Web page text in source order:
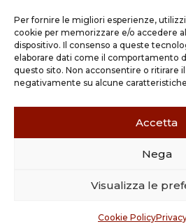
Per fornire le migliori esperienze,
cookie per memorizzare e/o accedere
dispositivo. Il consenso a queste
elaborare dati come il comportamento
questo sito. Non acconsentire o ritirare
negativamente su alcune
Accetta
Nega
Visualizza le
Cookie Policy

Viale Europa
Grassobbio BG
Copyright © 2026
03263800165 |Credits|